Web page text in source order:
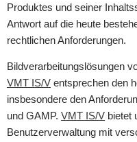
Produktes und seiner
Antwort auf die heute
rechtlichen Anforderungen.
Bildverarbeitungslösungen
VMT IS/V entsprechen den
insbesondere den
und GAMP. VMT IS/V bietet
Benutzerverwaltung mit